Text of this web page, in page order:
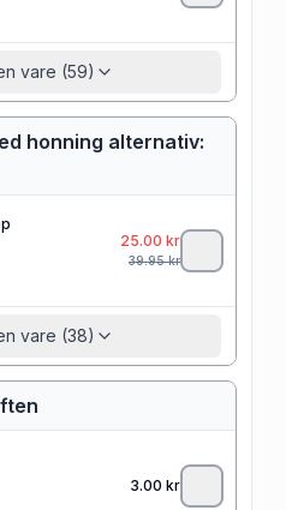
vare (59)
honning alternativ:
25.00 kr
39.95kr
vare (38)
3.00 kr